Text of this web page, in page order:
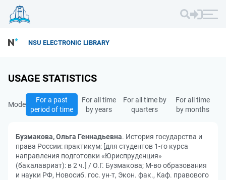
NSU ELECTRONIC LIBRARY
USAGE STATISTICS
Mode
For a past
period of time
For all time
by years
For all time by
quarters
For all time
by months
Бузмакова, Ольга Геннадьевна. История государства и
права России: практикум: [для студентов 1-го курса
направления подготовки «Юриспруденция»
(бакалавриат): в 2 ч.] / О.Г. Бузмакова; М-во образования
и науки РФ, Новосиб. гос. ун-т, Экон. фак., Каф. правового